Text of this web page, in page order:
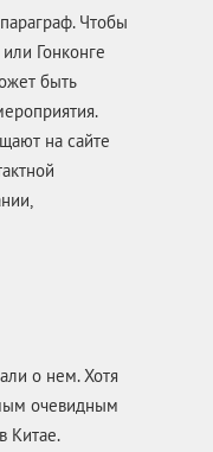
Чтобы
Гонконге
быть
на сайте
о нем. Хотя
очевидным
Китае.